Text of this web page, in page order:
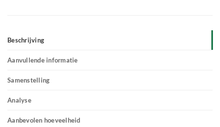
Beschrijving
Aanvullende informatie
Samenstelling
Analyse
Aanbevolen hoeveelheid